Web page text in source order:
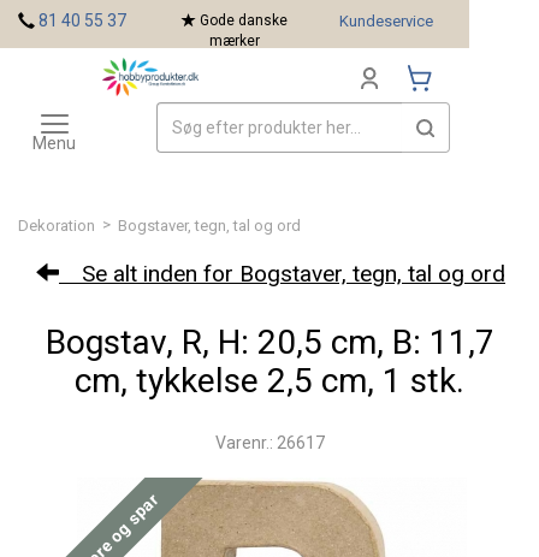
Dekoration > Bogstaver, tegn, tal og ord
Se alt inden for Bogstaver, tegn, tal og ord
Bogstav, R, H: 20,5 cm, B: 11,7
cm, tykkelse 2,5 cm, 1 stk.
Varenr.: 26617
81 40 55 37
Gode danske
mærker
Kundeservice
Toggle
navigation
Menu
Mærker